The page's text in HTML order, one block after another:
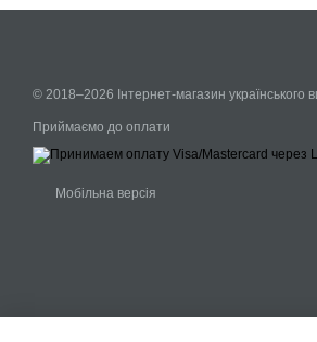
© 2018–2026 Інтернет-магазин українського
Приймаємо до оплати
Мобільна версія